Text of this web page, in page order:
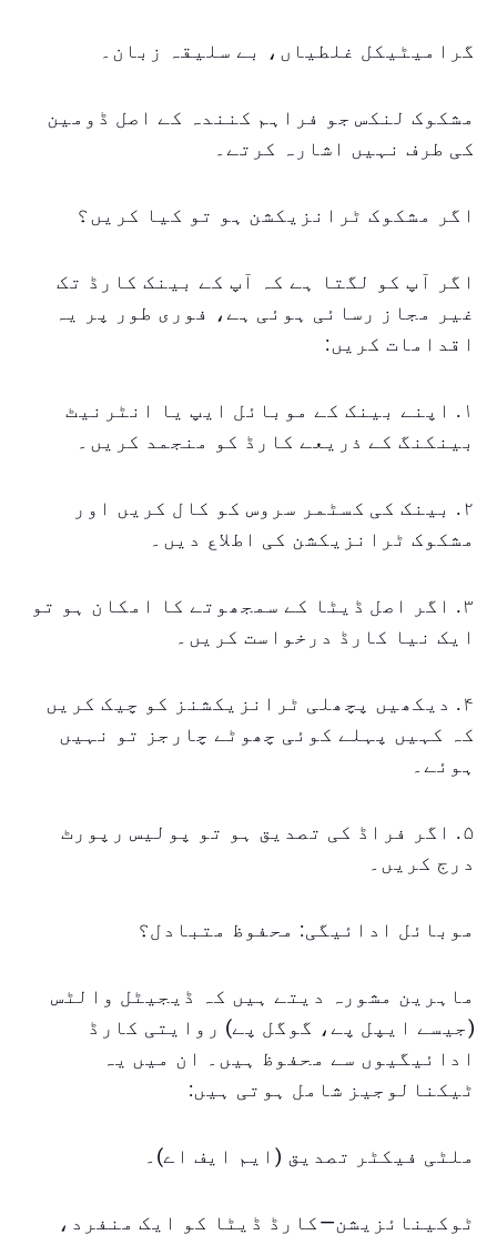
گرامیٹیکل غلطیاں، بے سلیقہ زبان۔
مشکوک لنکس جو فراہم کنندہ کے اصل ڈومین
کی طرف نہیں اشارہ کرتے۔
اگر مشکوک ٹرانزیکشن ہو تو کیا کریں؟
اگر آپ کو لگتا ہے کہ آپ کے بینک کارڈ تک
غیر مجاز رسائی ہوئی ہے، فوری طور پر یہ
اقدامات کریں:
۱. اپنے بینک کے موبائل ایپ یا انٹرنیٹ
بینکنگ کے ذریعے کارڈ کو منجمد کریں۔
۲. بینک کی کسٹمر سروس کو کال کریں اور
مشکوک ٹرانزیکشن کی اطلاع دیں۔
۳. اگر اصل ڈیٹا کے سمجھوتے کا امکان ہو تو
ایک نیا کارڈ درخواست کریں۔
۴. دیکھیں پچھلی ٹرانزیکشنز کو چیک کریں
کہ کہیں پہلے کوئی چھوٹے چارجز تو نہیں
ہوئے۔
۵. اگر فراڈ کی تصدیق ہو تو پولیس رپورٹ
درج کریں۔
موبائل ادائیگی: محفوظ متبادل؟
ماہرین مشورہ دیتے ہیں کہ ڈیجیٹل والٹس
(جیسے ایپل پے، گوگل پے) روایتی کارڈ
ادائیگیوں سے محفوظ ہیں۔ ان میں یہ
ٹیکنالوجیز شامل ہوتی ہیں:
ملٹی فیکٹر تصدیق (ایم ایف اے)۔
ٹوکینائزیشن—کارڈ ڈیٹا کو ایک منفرد،